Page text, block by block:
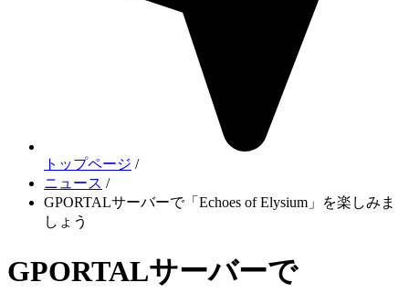
トップページ /
ニュース /
GPORTALサーバーで「Echoes of Elysium」を楽しみま
しょう
GPORTALサーバーで